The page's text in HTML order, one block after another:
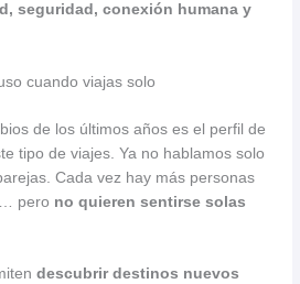
seguridad, conexión humana y
cuando viajas solo
de los últimos años es el perfil de
tipo de viajes. Ya no hablamos solo
Cada vez hay más personas
pero no quieren sentirse solas
descubrir destinos nuevos